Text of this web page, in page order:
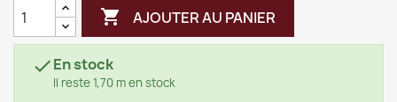
 AJOUTER AU PANIER
En stock
Il reste 1,70 m en stock